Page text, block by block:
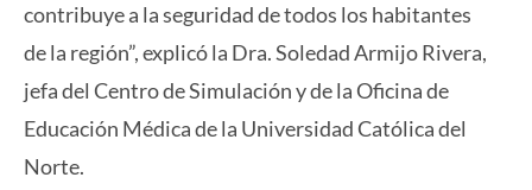
contribuye a la seguridad de todos los habitantes
de la región”, explicó la Dra. Soledad Armijo Rivera,
jefa del Centro de Simulación y de la Oficina de
Educación Médica de la Universidad Católica del
Norte.